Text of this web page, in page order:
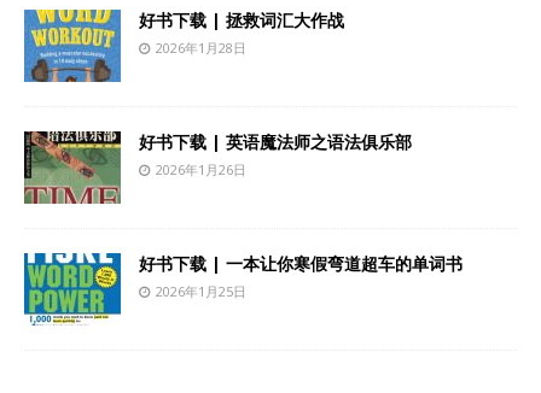
好书下载 | 拯救词汇大作战
2026年1月28日
好书下载 | 英语魔法师之语法俱乐部
2026年1月26日
好书下载 | 一本让你寒假弯道超车的单词书
2026年1月25日